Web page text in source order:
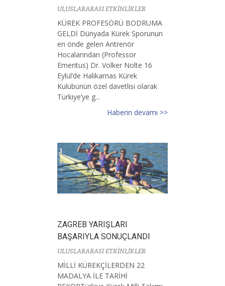
ULUSLARARASI ETKİNLİKLER
KÜREK PROFESÖRÜ BODRUMA
GELDİ Dünyada Kürek Sporunun
en önde gelen Antrenör
Hocalarından (Professor
Emeritus) Dr. Volker Nolte 16
Eylül’de Halikarnas Kürek
Kulübünün özel davetlisi olarak
Türkiye’ye g...
Haberin devamı >>
ZAGREB YARIŞLARI
BAŞARIYLA SONUÇLANDI
ULUSLARARASI ETKİNLİKLER
MİLLİ KÜREKÇİLERDEN 22
MADALYA İLE TARİHİ